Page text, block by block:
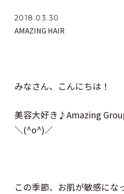
2018.03.30
AMAZING HAIR
みなさん、こんにちは！
美容大好き♪Amazing
＼(^o^)／
この季節、お肌が敏感にな